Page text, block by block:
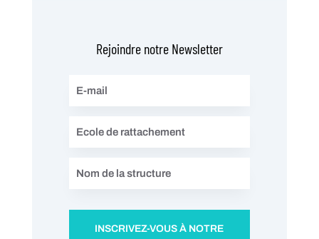
Rejoindre notre Newsletter
INSCRIVEZ-VOUS À NOTRE